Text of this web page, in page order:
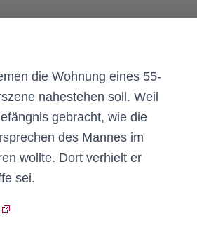
die Wohnung eines 55-
nahestehen soll. Weil
gebracht, wie die
des Mannes im
wollte. Dort verhielt er
sei.